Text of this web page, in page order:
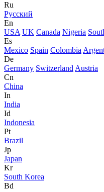
Ru
Русский
En
USA UK Canada Nigeria
Es
Mexico Spain Colombia
De
Germany Switzerland Austria
Cn
China
In
India
Id
Indonesia
Pt
Brazil
Jp
Japan
Kr
South Korea
Bd